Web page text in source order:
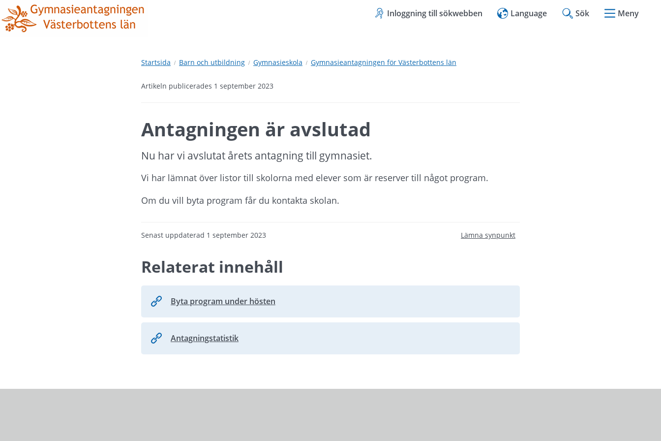
Hoppa
till
innehåll
Hoppa
till
undermeny
Inloggning till sökwebben Language Sök Meny
Startsida Barn och utbildning Gymnasieskola Gymnasieantagningen för Västerbottens län
Artikeln publicerades 1 september 2023
Antagningen är avslutad
Nu har vi avslutat årets antagning till gymnasiet.
Vi har lämnat över listor till skolorna med elever som är reserver till något program.
Om du vill byta program får du kontakta skolan.
Senast uppdaterad 1 september 2023 Lämna synpunkt
Relaterat innehåll
Byta program under hösten
Antagningstatistik